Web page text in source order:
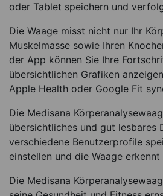
oder Tablet speichern und
Die Waage misst nicht nur Ihr
Muskelmasse sowie Ihren
der App können Sie Ihre
übersichtlichen Grafiken
Apple Health oder Google Fit
Die Medisana
übersichtliches und gut lesbares
verschiedene Benutzerprofile
einstellen und die Waage
Die Medisana